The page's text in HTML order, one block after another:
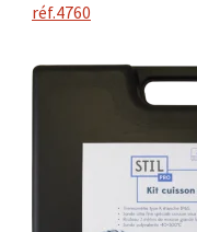
réf.4760